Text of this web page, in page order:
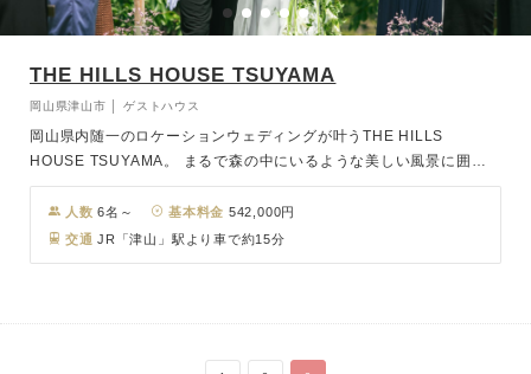
THE HILLS HOUSE TSUYAMA
岡山県津山市 │ ゲストハウス
岡山県内随一のロケーションウェディングが叶うTHE HILLS
HOUSE TSUYAMA。 まるで森の中にいるような美しい風景に囲ま
れたガーデンと、自然光が降り注ぐガラス張りの披露宴会場が魅力。
広大な敷地に佇む丘の上のレストランで、一日一組限定の貸切邸宅ウ
ェディング会場で特別な日をお過ごしいただけます。
人数 6名～ 基本料金 542,000円
交通 JR「津山」駅より車で約15分